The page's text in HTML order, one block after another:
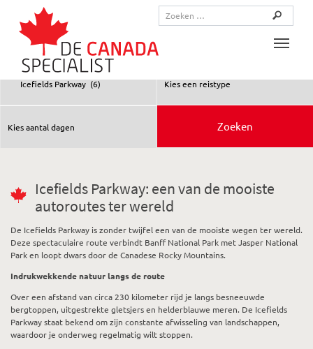
Icefields Parkway: een van de mooiste
autoroutes ter wereld
De Icefields Parkway is zonder twijfel een van de mooiste wegen ter wereld.
Deze spectaculaire route verbindt Banff National Park met Jasper National
Park en loopt dwars door de Canadese Rocky Mountains.
Indrukwekkende natuur langs de route
Over een afstand van circa 230 kilometer rijd je langs besneeuwde
bergtoppen, uitgestrekte gletsjers en helderblauwe meren. De Icefields
Parkway staat bekend om zijn constante afwisseling van landschappen,
waardoor je onderweg regelmatig wilt stoppen.